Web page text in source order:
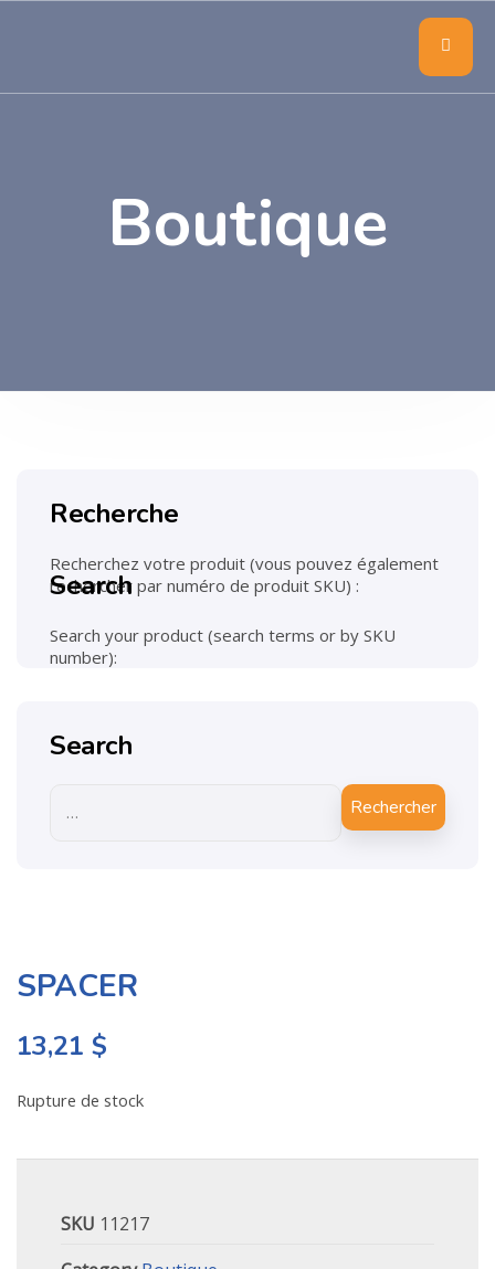
Boutique
SPACER
13,21 $
Rupture de stock
SKU 11217
Recherche
Recherchez votre produit (vous pouvez également
rechercher par numéro de produit SKU) :
Search
Search your product (search terms or by SKU
number):
Search
Rechercher